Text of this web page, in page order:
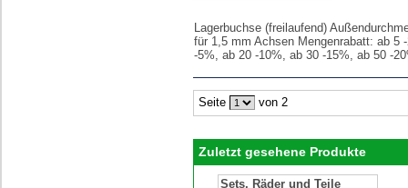
Lagerbuchse (freilaufend)
für 1,5 mm Achsen Mengenrabatt: ab 5
-5%, ab 20 -10%, ab 30 -15%, ab 50 -
Seite von 2
Zuletzt gesehene Produkte
Sets, Räder und Teile